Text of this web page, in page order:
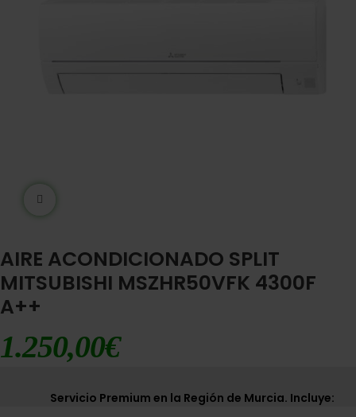
AIRE ACONDICIONADO SPLIT
MITSUBISHI MSZHR50VFK 4300F
A++
1.250,00€
Servicio Premium en la Región de Murcia. Incluye: